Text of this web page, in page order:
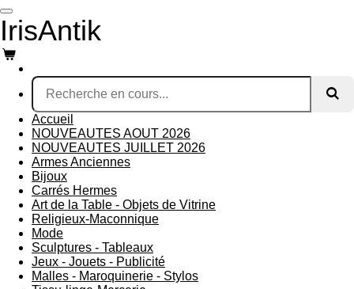
Passer
au
contenu
principal
IrisAntik
Accueil
NOUVEAUTES AOUT 2026
NOUVEAUTES JUILLET 2026
Armes Anciennes
Bijoux
Carrés Hermes
Art de la Table - Objets de Vitrine
Religieux-Maconnique
Mode
Sculptures - Tableaux
Jeux - Jouets - Publicité
Malles - Maroquinerie - Stylos